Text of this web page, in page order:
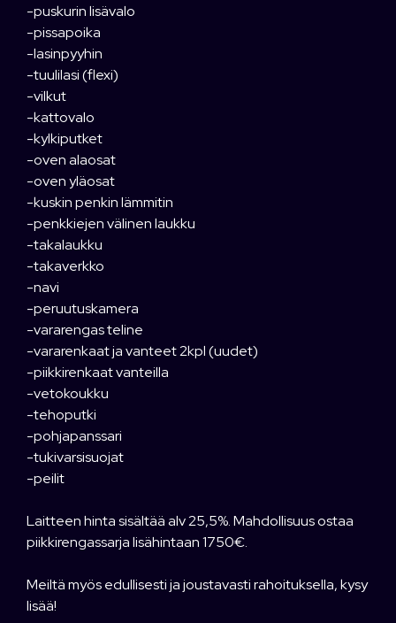
-puskurin lisävalo
-pissapoika
-lasinpyyhin
-tuulilasi (flexi)
-vilkut
-kattovalo
-kylkiputket
-oven alaosat
-oven yläosat
-kuskin penkin lämmitin
-penkkiejen välinen laukku
-takalaukku
-takaverkko
-navi
-peruutuskamera
-vararengas teline
-vararenkaat ja vanteet 2kpl (uudet)
-piikkirenkaat vanteilla
-vetokoukku
-tehoputki
-pohjapanssari
-tukivarsisuojat
-peilit
Laitteen hinta sisältää alv 25,5%. Mahdollisuus ostaa
piikkirengassarja lisähintaan 1750€.
Meiltä myös edullisesti ja joustavasti rahoituksella, kysy
lisää!